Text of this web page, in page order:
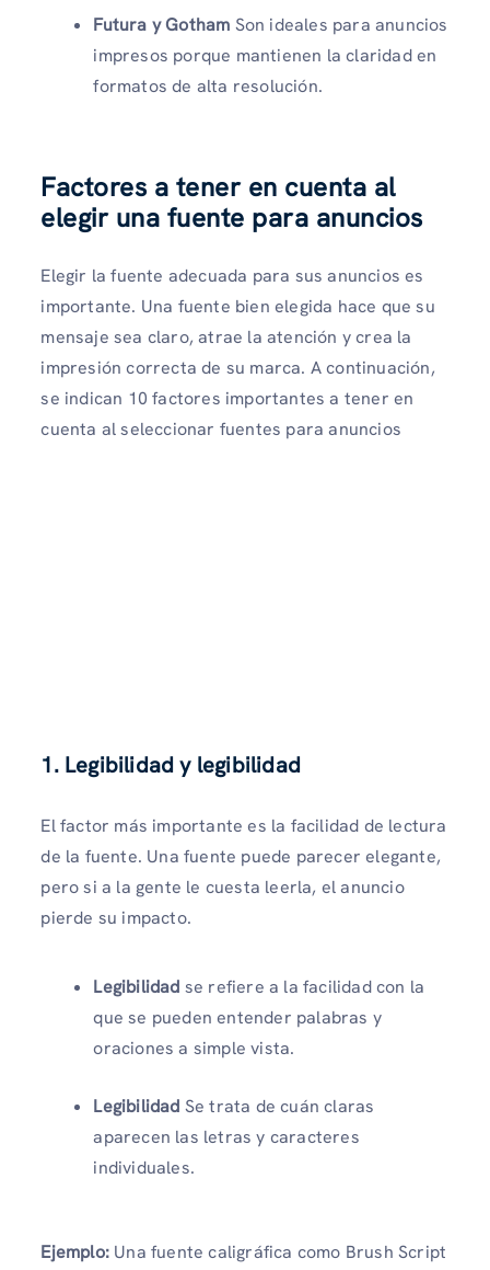
Futura y Gotham Son ideales para anuncios
impresos porque mantienen la claridad en
formatos de alta resolución.
Factores a tener en cuenta al
elegir una fuente para anuncios
Elegir la fuente adecuada para sus anuncios es
importante. Una fuente bien elegida hace que su
mensaje sea claro, atrae la atención y crea la
impresión correcta de su marca. A continuación,
se indican 10 factores importantes a tener en
cuenta al seleccionar fuentes para anuncios
1. Legibilidad y legibilidad
El factor más importante es la facilidad de lectura
de la fuente. Una fuente puede parecer elegante,
pero si a la gente le cuesta leerla, el anuncio
pierde su impacto.
Legibilidad se refiere a la facilidad con la
que se pueden entender palabras y
oraciones a simple vista.
Legibilidad Se trata de cuán claras
aparecen las letras y caracteres
individuales.
Ejemplo: Una fuente caligráfica como Brush Script